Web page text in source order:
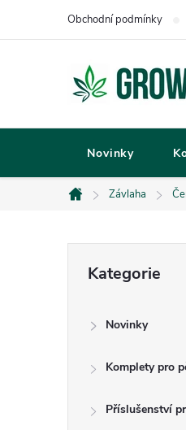
Obchodní podmínky
Novinky
Domů
Závlaha
kategorie
Kategorie
Novinky
Komplety pro
Příslušenství